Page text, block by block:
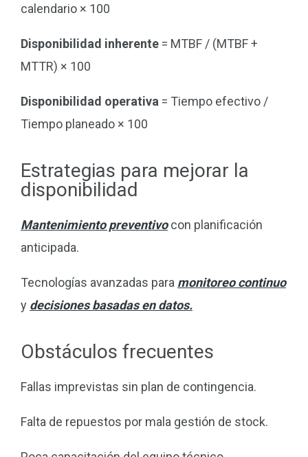
calendario × 100
Disponibilidad inherente = MTBF / (MTBF +
MTTR) × 100
Disponibilidad operativa = Tiempo efectivo /
Tiempo planeado × 100
Estrategias para mejorar la
disponibilidad
Mantenimiento preventivocon planificación
anticipada.
Tecnologías avanzadas para monitoreo continuo
y decisiones basadas en datos.
Obstáculos frecuentes
Fallas imprevistas sin plan de contingencia.
Falta de repuestos por mala gestión de stock.